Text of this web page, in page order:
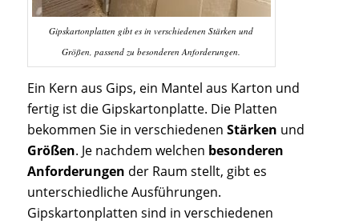
Gipskartonplatten gibt es in verschiedenen Stärken und
Größen, passend zu besonderen Anforderungen.
Ein Kern aus Gips, ein Mantel aus Karton und
fertig ist die Gipskartonplatte. Die Platten
bekommen Sie in verschiedenen Stärken und
Größen. Je nachdem welchen besonderen
Anforderungen der Raum stellt, gibt es
unterschiedliche Ausführungen.
Gipskartonplatten sind in verschiedenen